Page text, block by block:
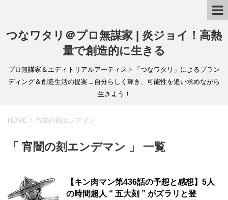
つなワタリ＠プロ無謀家 | 炎ジョイ！高熱
量で創造的に生きる
プロ無謀家＆エディトリアルアーティスト「つなワタリ」によるブラン
ディング＆創造生活の提案→自分らしく輝き、可能性を追い求めながら
生きよう！
HOME > 宵闇の刻エンデマン
「 宵闇の刻エンデマン 」 一覧
【キン肉マン第436話の予想と感想】5人
の時間超人 “ 五大刻 ” がズラリと登